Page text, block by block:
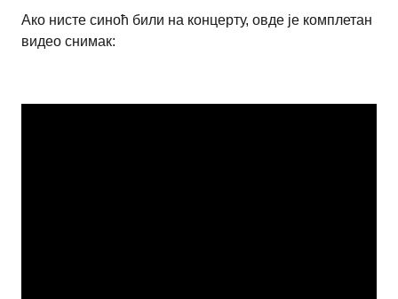
Ако нисте синоћ били на концерту, овде је комплетан
видео снимак: